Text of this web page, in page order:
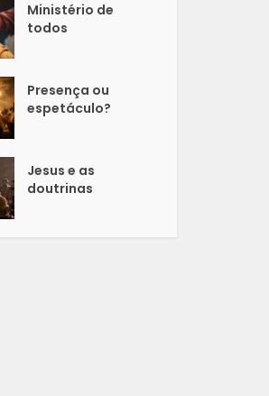
Ministério de
todos
Presença ou
espetáculo?
Jesus e as
doutrinas